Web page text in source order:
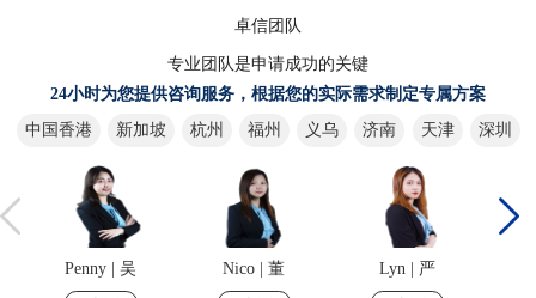
卓信团队
专业团队是申请成功的关键
24小时为您提供咨询服务，根据您的实际需求制定专属方案
中国香港
新加坡 杭州 福州 义乌 济南 天津 深圳
Penny | 吴 Nico | 董 Lyn | 严